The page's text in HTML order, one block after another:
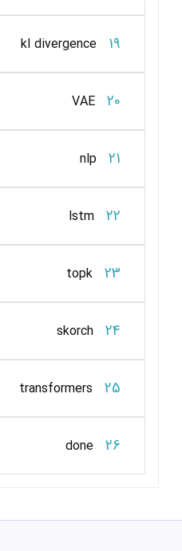
19
kl divergence
20
VAE
21
nlp
22
lstm
23
topk
24
skorch
25
transformers
26
done